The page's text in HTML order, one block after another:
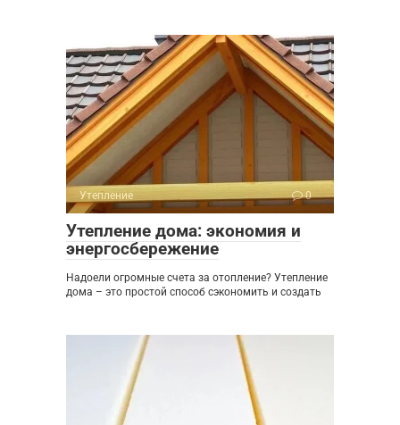
Утепление 0
Утепление дома: экономия и
энергосбережение
Надоели огромные счета за отопление? Утепление
дома – это простой способ сэкономить и создать